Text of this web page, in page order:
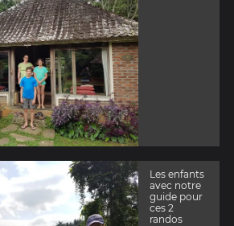
Les enfants
avec notre
guide pour
ces 2
randos